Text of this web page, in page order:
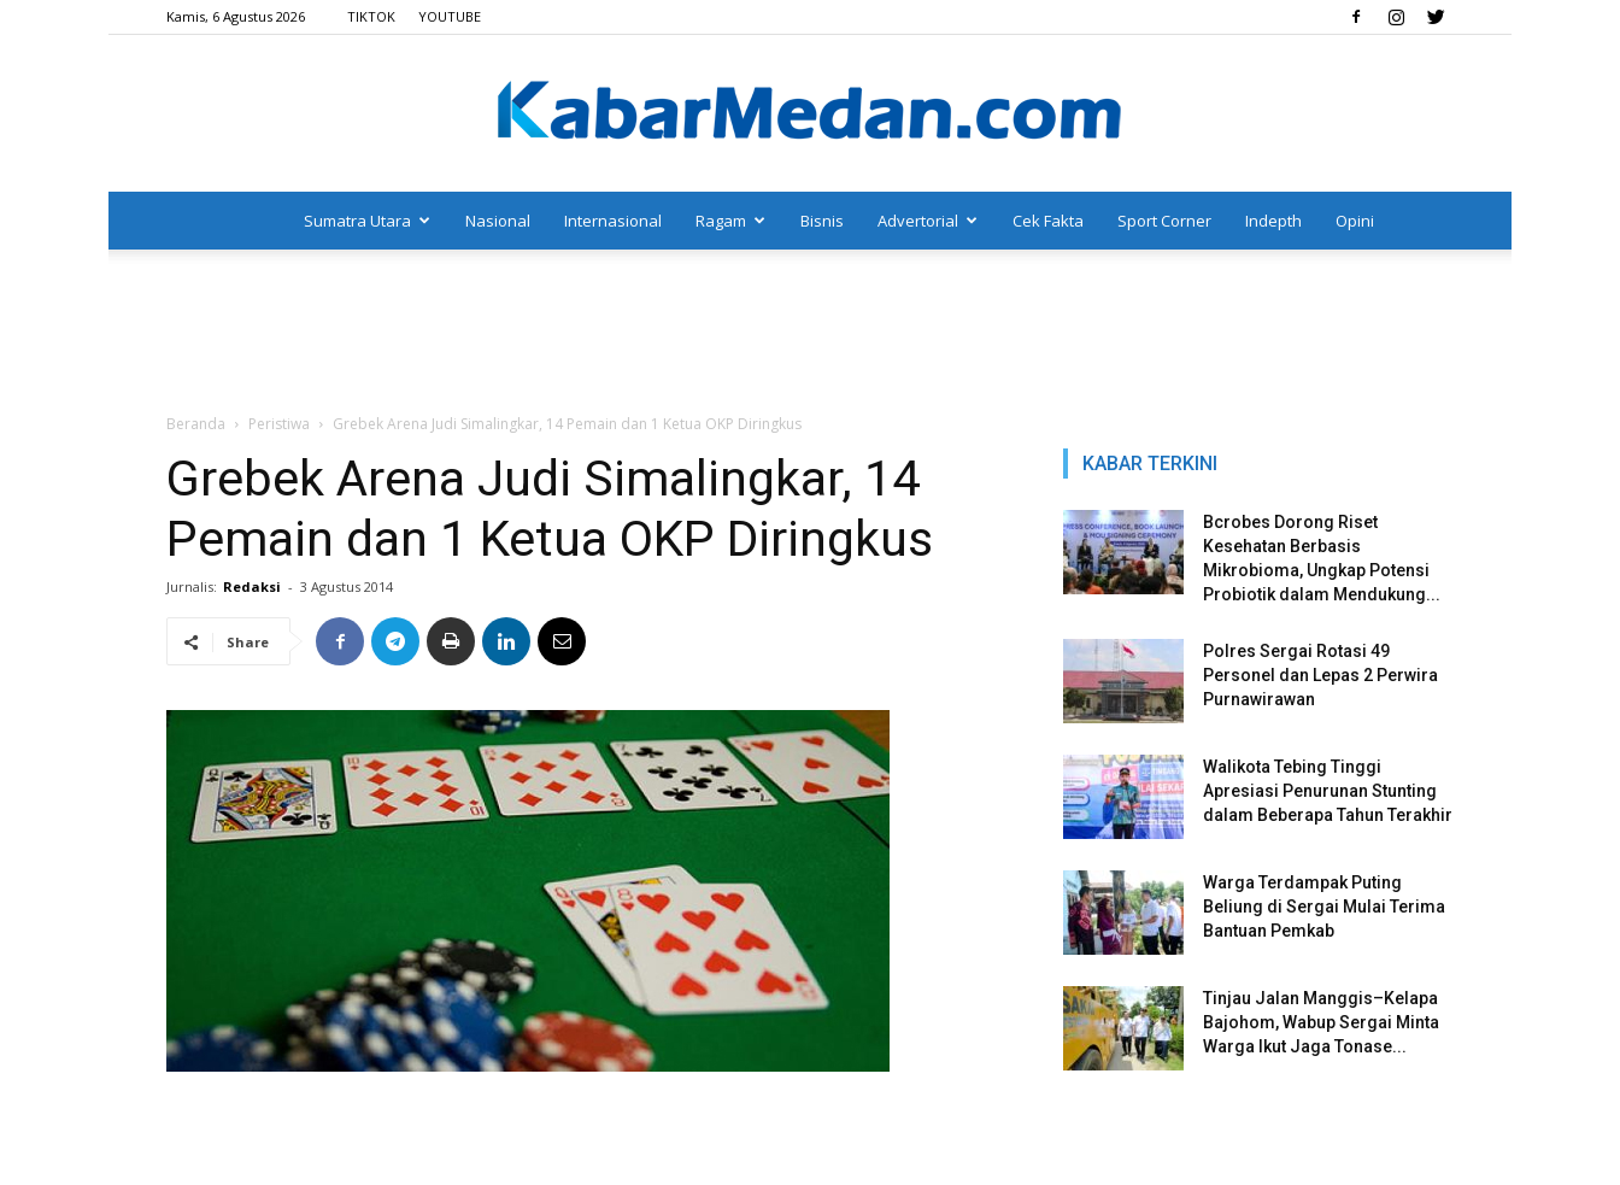
Kamis, 6 Agustus 2026 TIKTOK YOUTUBE
Sumatra Utara Nasional Internasional Ragam Bisnis Advertorial Cek Fakta Sport Corner Indepth Opini
Beranda Peristiwa Grebek Arena Judi Simalingkar, 14 Pemain dan 1 Ketua OKP Diringkus
Grebek Arena Judi Simalingkar, 14
Pemain dan 1 Ketua OKP Diringkus
Jurnalis: Redaksi - 3 Agustus 2014
Share
KABAR TERKINI
Bcrobes Dorong Riset
Kesehatan Berbasis
Mikrobioma, Ungkap Potensi
Probiotik dalam Mendukung...
Polres Sergai Rotasi 49
Personel dan Lepas 2 Perwira
Purnawirawan
Walikota Tebing Tinggi
Apresiasi Penurunan Stunting
dalam Beberapa Tahun Terakhir
Warga Terdampak Puting
Beliung di Sergai Mulai Terima
Bantuan Pemkab
Tinjau Jalan Manggis–Kelapa
Bajohom, Wabup Sergai Minta
Warga Ikut Jaga Tonase...